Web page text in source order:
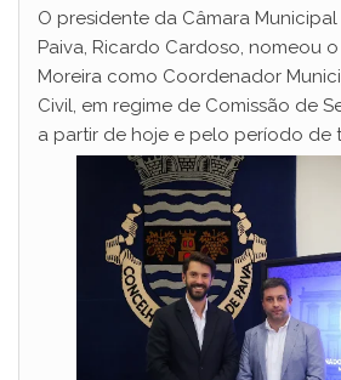
O presidente da Câmara
Paiva, Ricardo Cardoso, nomeou o
Moreira como Coordenador
Civil, em regime de Comissão de
a partir de hoje e pelo período de